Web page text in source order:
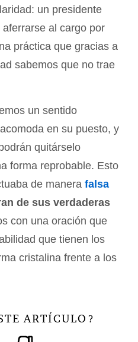
un presidente
al cargo por
práctica que gracias a
sabemos que no trae
un sentido
en su puesto, y
quitárselo
forma reprobable. Esto
de manera falsa
de sus verdaderas
con una oración que
que tienen los
cristalina frente a los
ARTÍCULO ?